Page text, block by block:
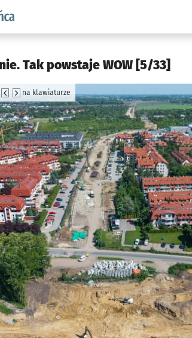
Dla mieszkańca
Tak powstaje WOW [5/33]
na klawiaturze